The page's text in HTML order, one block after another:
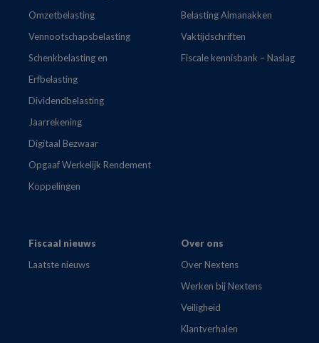
Omzetbelasting
Vennootschapsbelasting
Schenkbelasting en
Erfbelasting
Dividendbelasting
Jaarrekening
Digitaal Bezwaar
Opgaaf Werkelijk Rendement
Koppelingen
Belasting Almanakken
Vaktijdschriften
Fiscale kennisbank – Naslag
Fiscaal nieuws
Laatste nieuws
Over ons
Over Nextens
Werken bij Nextens
Veiligheid
Klantverhalen